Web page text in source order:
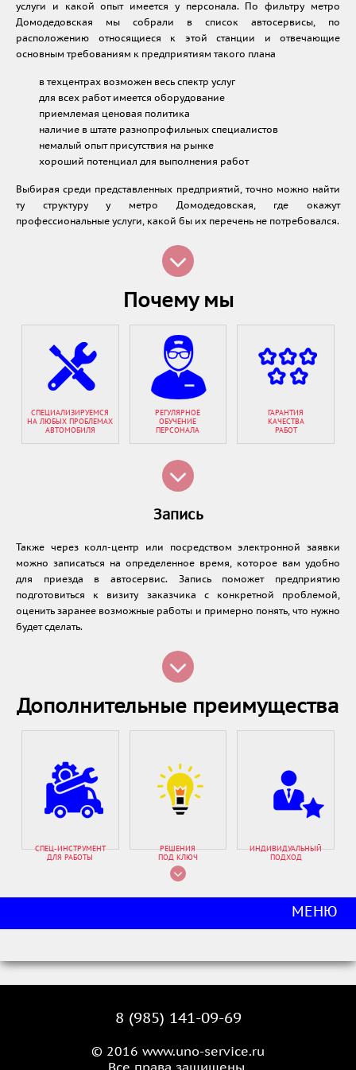
услуги и какой опыт имеется у персонала. По фильтру метро
Домодедовская мы собрали в список автосервисы, по
расположению относящиеся к этой станции и отвечающие
основным требованиям к предприятиям такого плана
в техцентрах возможен весь спектр услуг
для всех работ имеется оборудование
приемлемая ценовая политика
наличие в штате разнопрофильных специалистов
немалый опыт присутствия на рынке
хороший потенциал для выполнения работ
Выбирая среди представленных предприятий, точно можно найти
ту структуру у метро Домодедовская, где окажут
профессиональные услуги, какой бы их перечень не потребовался.
Почему мы
СПЕЦИАЛИЗИРУЕМСЯ
НА ЛЮБЫХ ПРОБЛЕМАХ
АВТОМОБИЛЯ
РЕГУЛЯРНОЕ
ОБУЧЕНИЕ
ПЕРСОНАЛА
ГАРАНТИЯ
КАЧЕСТВА
РАБОТ
Запись
Также через колл-центр или посредством электронной заявки
можно записаться на определенное время, которое вам удобно
для приезда в автосервис. Запись поможет предприятию
подготовиться к визиту заказчика с конкретной проблемой,
оценить заранее возможные работы и примерно понять, что нужно
будет сделать.
Дополнительные преимущества
СПЕЦ-ИНСТРУМЕНТ
ДЛЯ РАБОТЫ
РЕШЕНИЯ
ПОД КЛЮЧ
ИНДИВИДУАЛЬНЫЙ
ПОДХОД
МЕНЮ
8 (985) 141-09-69
© 2016 www.uno-service.ru